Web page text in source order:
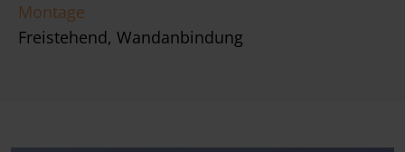
Montage
Freistehend, Wandanbindung